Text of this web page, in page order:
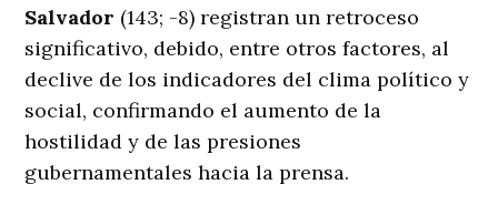
Salvador (143; -8) registran un retroceso
significativo, debido, entre otros factores, al
declive de los indicadores del clima político y
social, confirmando el aumento de la
hostilidad y de las presiones
gubernamentales hacia la prensa.